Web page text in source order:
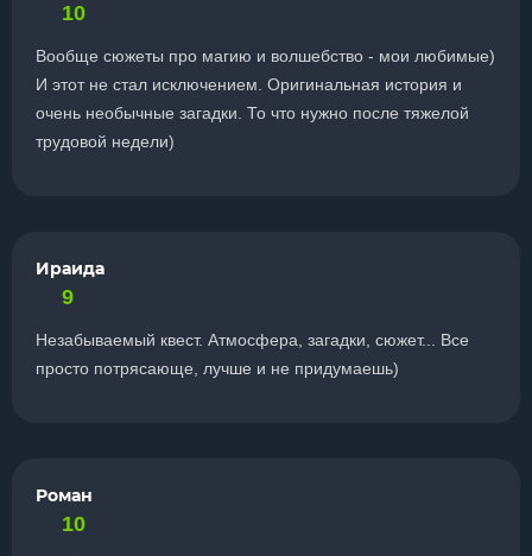
10
Вообще сюжеты про магию и волшебство - мои любимые)
И этот не стал исключением. Оригинальная история и
очень необычные загадки. То что нужно после тяжелой
трудовой недели)
Ираида
9
Незабываемый квест. Атмосфера, загадки, сюжет... Все
просто потрясающе, лучше и не придумаешь)
Роман
10